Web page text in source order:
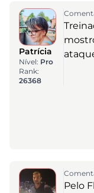
Patrícia
Nível: Pro
Rank:
26368
Pelo